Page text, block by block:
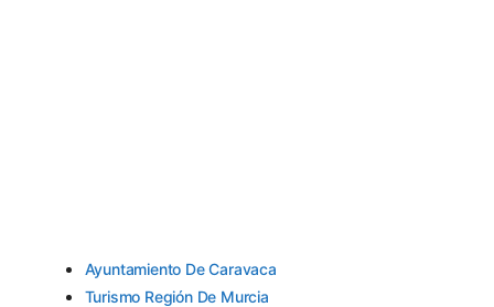
Ayuntamiento De Caravaca
Turismo Región De Murcia